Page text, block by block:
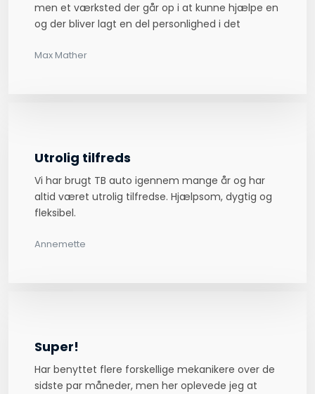
men et værksted der går op i at kunne hjælpe en
og der bliver lagt en del personlighed i det
Max Mather​
Utrolig tilfreds
Vi har brugt TB auto igennem mange år og har
altid været utrolig tilfredse. Hjælpsom, dygtig og
fleksibel.
Annemette
Super!
Har benyttet flere forskellige mekanikere over de
sidste par måneder, men her oplevede jeg at